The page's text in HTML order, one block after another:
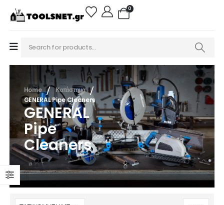
0
Home
Κατάστημα
GENERAL Pipe Cleaners
GENERAL
Pipe
Cleaners